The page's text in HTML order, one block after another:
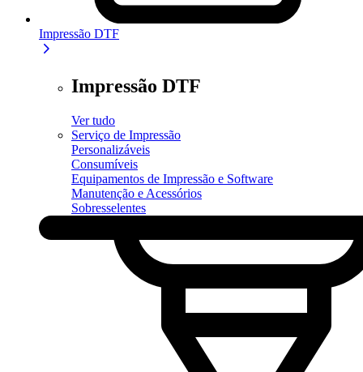
Impressão DTF
Impressão DTF
Ver tudo
Serviço de Impressão
Personalizáveis
Consumíveis
Equipamentos de Impressão e Software
Manutenção e Acessórios
Sobresselentes